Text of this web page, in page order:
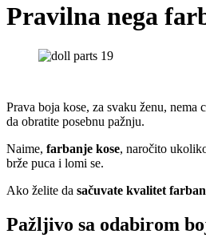
Pravilna nega
Prava boja kose, za svaku ženu, nema
da obratite posebnu pažnju.
Naime, farbanje kose, naročito
brže puca i lomi se.
Ako želite da sačuvate kvalitet
Pažljivo sa odabirom